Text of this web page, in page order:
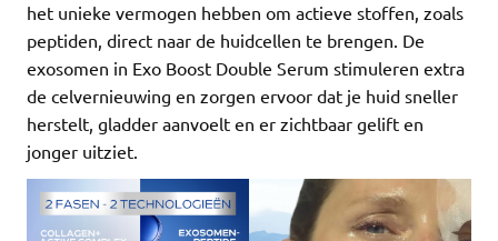
het unieke vermogen hebben om actieve stoffen, zoals
peptiden, direct naar de huidcellen te brengen. De
exosomen in Exo Boost Double Serum stimuleren extra
de celvernieuwing en zorgen ervoor dat je huid sneller
herstelt, gladder aanvoelt en er zichtbaar gelift en
jonger uitziet.